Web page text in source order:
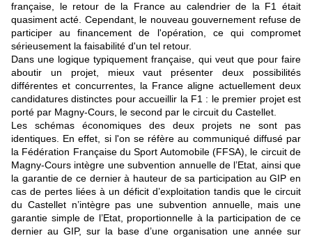
française, le retour de la France au calendrier de la F1 était
quasiment acté. Cependant, le nouveau gouvernement refuse de
participer au financement de l'opération, ce qui compromet
sérieusement la faisabilité d'un tel retour.
Dans une logique typiquement française, qui veut que pour faire
aboutir un projet, mieux vaut présenter deux possibilités
différentes et concurrentes, la France aligne actuellement deux
candidatures distinctes pour accueillir la F1 : le premier projet est
porté par Magny-Cours, le second par le circuit du Castellet.
Les schémas économiques des deux projets ne sont pas
identiques. En effet, si l'on se réfère au communiqué diffusé par
la Fédération Française du Sport Automobile (FFSA), le circuit de
Magny-Cours intègre une subvention annuelle de l’Etat, ainsi que
la garantie de ce dernier à hauteur de sa participation au GIP en
cas de pertes liées à un déficit d’exploitation tandis que le circuit
du Castellet n’intègre pas une subvention annuelle, mais une
garantie simple de l’Etat, proportionnelle à la participation de ce
dernier au GIP, sur la base d’une organisation une année sur